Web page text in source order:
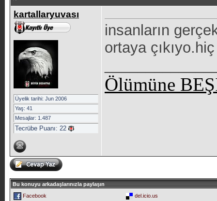
kartallaryuvası
Üyelik tarihi: Jun 2006
Yaş: 41
Mesajlar: 1.487
Tecrübe Puanı: 22
insanların
ortaya
Ölümüne
Bu konuyu arkadaşlarınızla paylaşın
Facebook
del.icio.us